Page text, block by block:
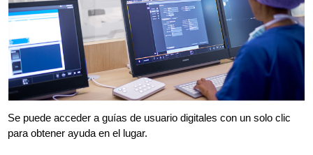
Se puede acceder a guías de usuario digitales con un solo clic
para obtener ayuda en el lugar.